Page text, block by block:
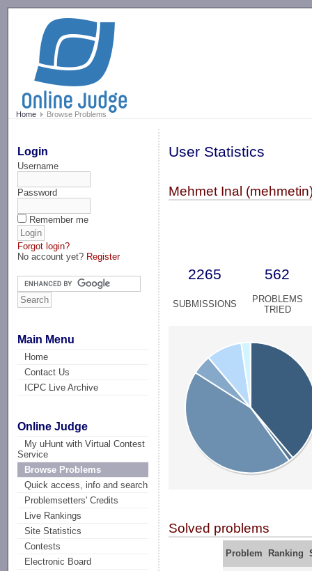
Home Browse Problems
Login
Username
Password
Remember me
Forgot login?
No account yet? Register
Main Menu
Home
Contact Us
ICPC Live Archive
Online Judge
My uHunt with Virtual Contest
Service
Browse Problems
Quick access, info and search
Problemsetters' Credits
Live Rankings
Site Statistics
Contests
Electronic Board
User Statistics
Mehmet Inal
2265 562
SUBMISSIONS
PROBLEMS
TRIED
Solved problems
Problem Ranking